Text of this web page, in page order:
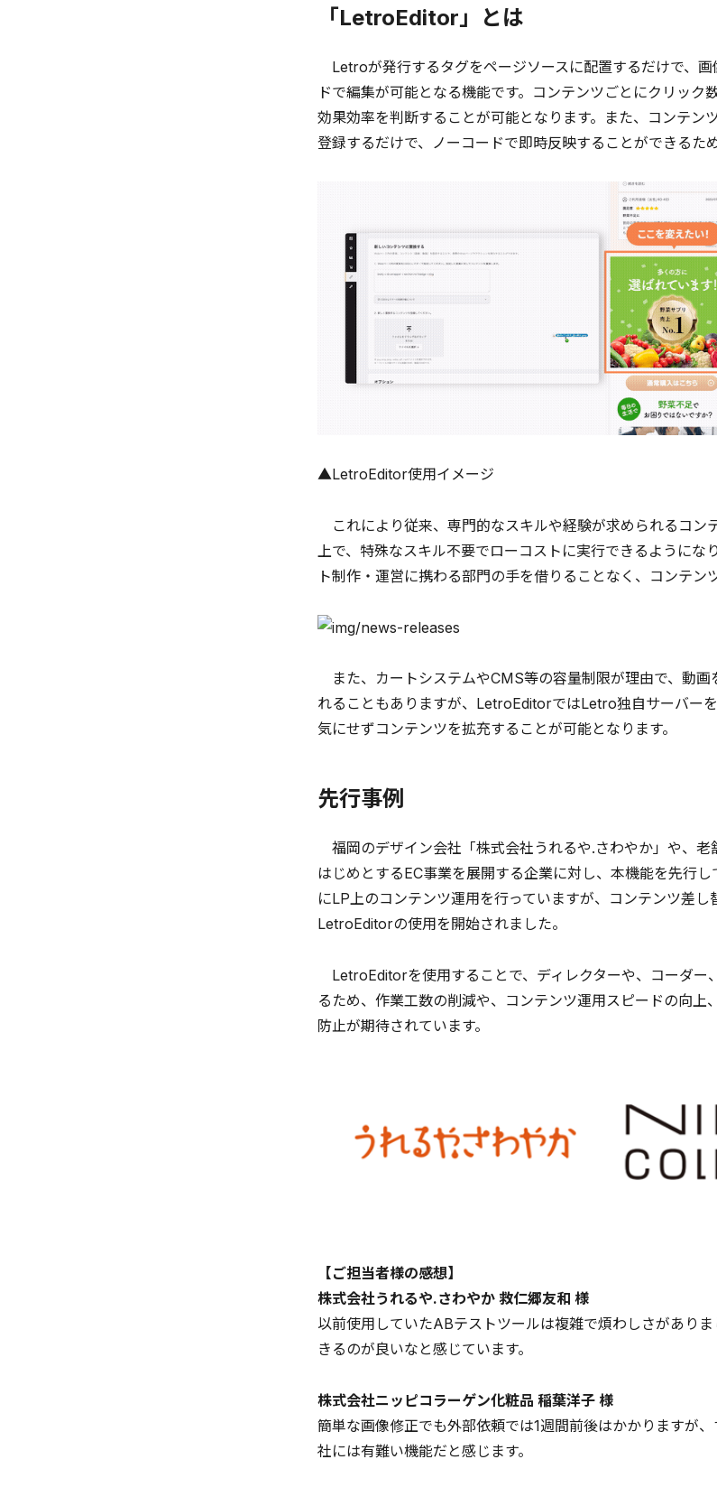
「LetroEditor」とは
Letroが発行するタグをページソースに配置するだけで、
ドで編集が可能となる機能です。コンテンツごとにクリッ
効果効率を判断することが可能となります。また、コンテ
登録するだけで、ノーコードで即時反映することができるた
▲LetroEditor使用イメージ
これにより従来、専門的なスキルや経験が求められるコ
上で、特殊なスキル不要でローコストに実行できるように
ト制作・運営に携わる部門の手を借りることなく、コンテン
また、カートシステムやCMS等の容量制限が理由で、動
れることもありますが、LetroEditorではLetro独自サーバー
気にせずコンテンツを拡充することが可能となります。
先行事例
福岡のデザイン会社「株式会社うれるや.さわやか」や、
はじめとするEC事業を展開する企業に対し、本機能を先行
にLP上のコンテンツ運用を行っていますが、コンテンツ差
LetroEditorの使用を開始されました。
LetroEditorを使用することで、ディレクターや、コーダー
るため、作業工数の削減や、コンテンツ運用スピードの向
防止が期待されています。
【ご担当者様の感想】
株式会社うれるや.さわやか 救仁郷友和 様
以前使用していたABテストツールは複雑で煩わしさがあり
きるのが良いなと感じています。
株式会社ニッピコラーゲン化粧品 稲葉洋子 様
簡単な画像修正でも外部依頼では1週間前後はかかりますが
社には有難い機能だと感じます。